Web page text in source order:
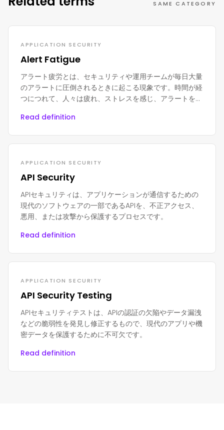
SAME CATEGORY
APPLICATION SECURITY
Alert Fatigue
アラート疲労とは、セキュリティや運用チームが毎日大量
のアラートに圧倒されるときに起こる現象です。時間が経
つにつれて、人々は疲れ、ストレスを感じ、アラートを無
Read definition
APPLICATION SECURITY
API Security
APIセキュリティは、アプリケーションが通信するための
現代のソフトウェアの一部であるAPIを、不正アクセス、
悪用、または攻撃から保護するプロセスです。
Read definition
APPLICATION SECURITY
API Security Testing
APIセキュリティテストは、APIの認証の欠陥やデータ漏洩
などの脆弱性を発見し修正するもので、現代のアプリや機
密データを保護するために不可欠です。
Read definition